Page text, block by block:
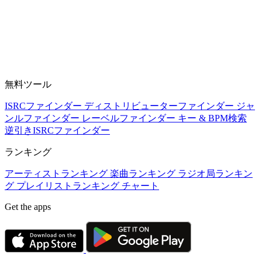
無料ツール
ISRCファインダー ディストリビューターファインダー ジャ
ンルファインダー レーベルファインダー キー & BPM検索
逆引きISRCファインダー
ランキング
アーティストランキング 楽曲ランキング ラジオ局ランキン
グ プレイリストランキング チャート
Get the apps